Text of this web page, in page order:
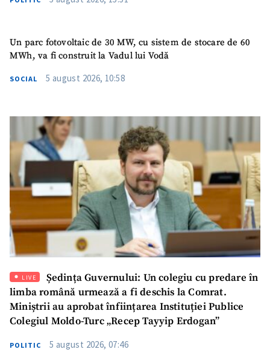
Un parc fotovoltaic de 30 MW, cu sistem de stocare de 60
MWh, va fi construit la Vadul lui Vodă
SOCIAL 5 august 2026, 10:58
LIVE
Ședința Guvernului: Un colegiu cu predare în
limba română urmează a fi deschis la Comrat.
Miniștrii au aprobat înființarea Instituției Publice
Colegiul Moldo-Turc „Recep Tayyip Erdogan”
POLITIC 5 august 2026, 07:46